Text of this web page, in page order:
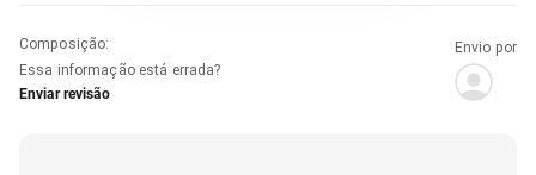
Composição:
Essa informação está errada?
Enviar revisão
Envio por